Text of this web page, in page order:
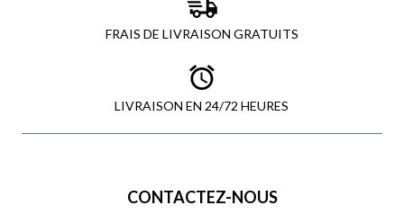
FRAIS DE LIVRAISON GRATUITS
LIVRAISON EN 24/72 HEURES
CONTACTEZ-NOUS